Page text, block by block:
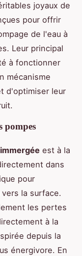
joyaux de
pour offrir
de l'eau à
Leur principal
à fonctionner
mécanisme
d'optimiser leur
pompes
est à la
dans
pour
la surface.
les pertes
à la
depuis la
énergivore. En